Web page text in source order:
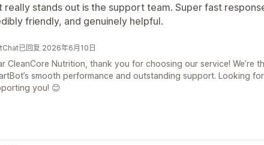
really stands out is the support team. Super fast
friendly, and genuinely helpful.
已回复 2026年6月10日
CleanCore Nutrition, thank you for choosing our service! We’re
smooth performance and outstanding support. Looking
you! 😊